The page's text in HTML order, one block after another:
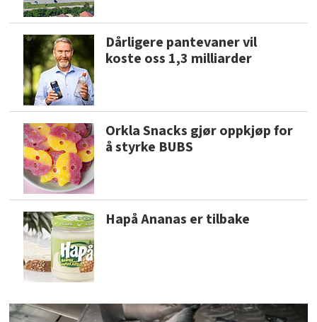
Dårligere pantevaner vil
koste oss 1,3 milliarder
Orkla Snacks gjør oppkjøp for
å styrke BUBS
Hapå Ananas er tilbake